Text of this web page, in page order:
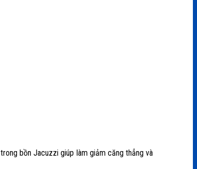
bồn Jacuzzi giúp làm giảm căng thẳng và